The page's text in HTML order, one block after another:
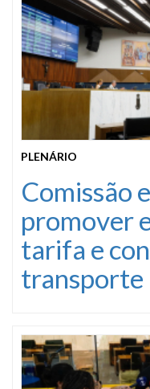
PLENÁRIO
Comissão
promover
tarifa e
transporte